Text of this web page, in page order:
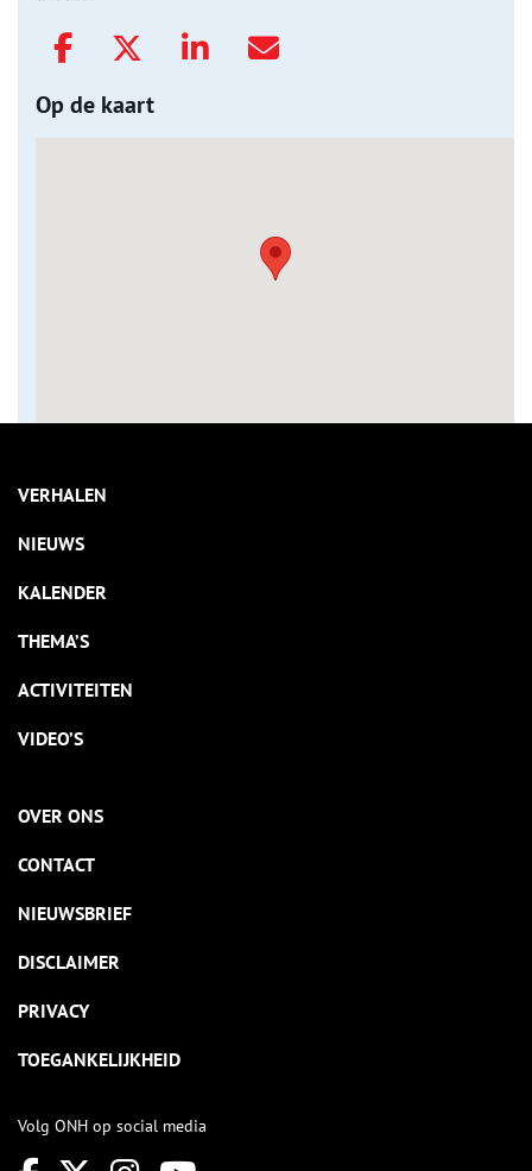
Op de kaart
VERHALEN
NIEUWS
KALENDER
THEMA’S
ACTIVITEITEN
VIDEO’S
OVER ONS
CONTACT
NIEUWSBRIEF
DISCLAIMER
PRIVACY
TOEGANKELIJKHEID
Volg ONH op social media